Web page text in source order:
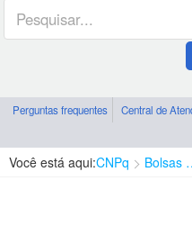
Perguntas frequentes Central de
Você está aqui:CNPq Bolsas